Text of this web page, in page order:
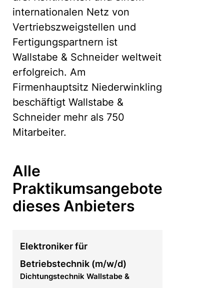
internationalen Netz von
Vertriebszweigstellen und
Fertigungspartnern ist
Wallstabe & Schneider weltweit
erfolgreich. Am
Firmenhauptsitz Niederwinkling
beschäftigt Wallstabe &
Schneider mehr als 750
Mitarbeiter.
Alle
Praktikumsangebote
dieses Anbieters
Elektroniker für
Betriebstechnik (m/w/d)
Dichtungstechnik Wallstabe &